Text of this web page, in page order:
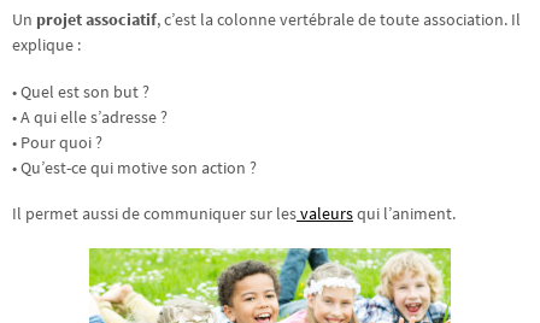
Un projet associatif, c’est la colonne vertébrale de toute association. Il
explique :
• Quel est son but ?
• A qui elle s’adresse ?
• Pour quoi ?
• Qu’est-ce qui motive son action ?
Il permet aussi de communiquer sur lesvaleursqui l’animent.